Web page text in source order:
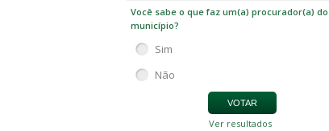
Você sabe o que faz um(a) procurador(a) do
município?
Sim
Não
Ver resultados